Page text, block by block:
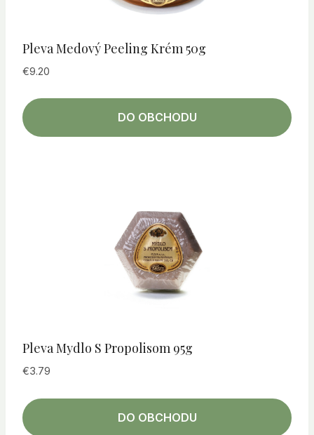
Pleva Medový Peeling Krém 50g
€9.20
DO OBCHODU
Pleva Mydlo S Propolisom 95g
€3.79
DO OBCHODU